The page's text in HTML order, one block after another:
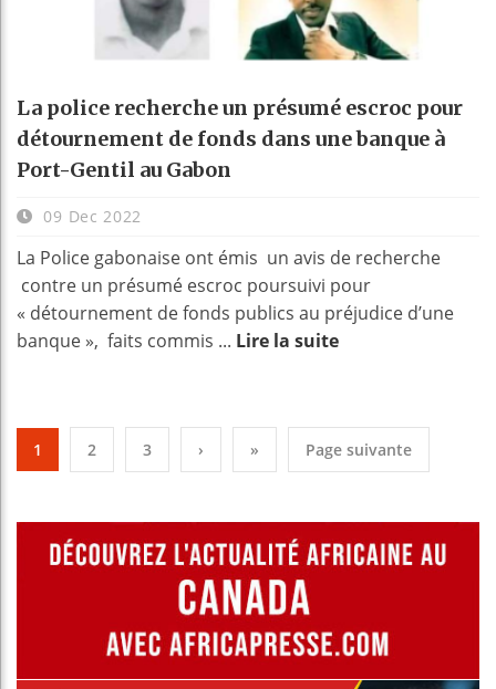
La police recherche un présumé escroc pour
détournement de fonds dans une banque à
Port-Gentil au Gabon
09 Dec 2022
La Police gabonaise ont émis un avis de recherche
contre un présumé escroc poursuivi pour
« détournement de fonds publics au préjudice d’une
banque », faits commis ... Lire la suite
1 2 3 › » Page suivante